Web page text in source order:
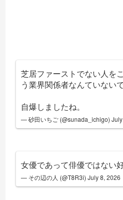
芝居ファーストでない人を
う業界関係者なんていない
自爆しましたね。
— 砂田いちご (@sunada_ichigo)
女優であって俳優ではない
— その辺の人 (@T8R3i)July 8, 2026